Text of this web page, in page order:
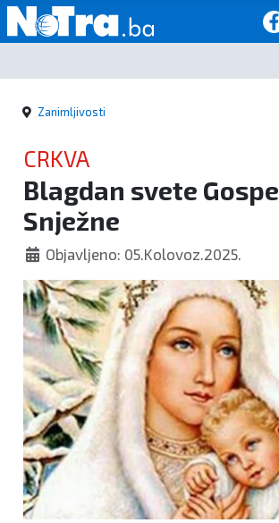
Početna
Vijesti
Sport
Kultura
Crna
kronika
Politika
Zanimljivosti
Zanimljivosti
CRKVA
Blagdan svete Gospe
Snježne
Objavljeno: 05.Kolovoz.2025.